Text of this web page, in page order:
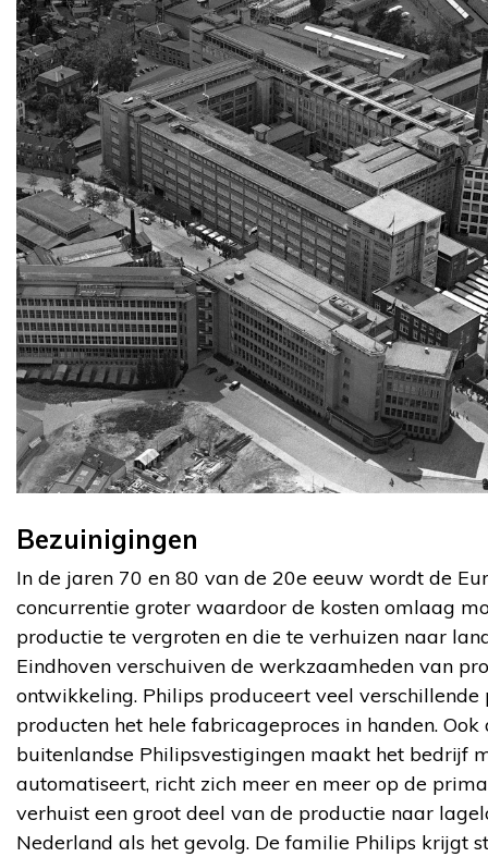
Bezuinigingen
In de jaren 70 en 80 van de 20e eeuw wordt de
concurrentie groter waardoor de kosten omlaag
productie te vergroten en die te verhuizen naar
Eindhoven verschuiven de werkzaamheden van
ontwikkeling. Philips produceert veel verschillende
producten het hele fabricageproces in handen.
buitenlandse Philipsvestigingen maakt het bedrijf
automatiseert, richt zich meer en meer op de
verhuist een groot deel van de productie naar
Nederland als het gevolg. De familie Philips krijgt